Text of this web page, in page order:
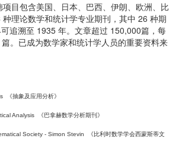
目包含美国、日本、巴西、伊朗、欧洲、比
理论数学和统计学专业期刊，其中 26 种期
追溯至 1935 年。文章超过 150,000篇，每
。已成为数学家和统计学人员的重要资料来
《抽象及应用分析》
Analysis 《巴拿赫数学分析期刊》
Society - Simon Stevin 《比利时数学学会西蒙斯蒂文